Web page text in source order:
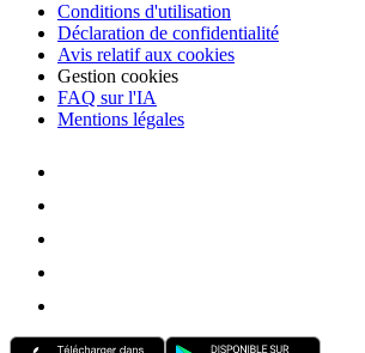
Conditions d'utilisation
Déclaration de confidentialité
Avis relatif aux cookies
Gestion cookies
FAQ sur l'IA
Mentions légales